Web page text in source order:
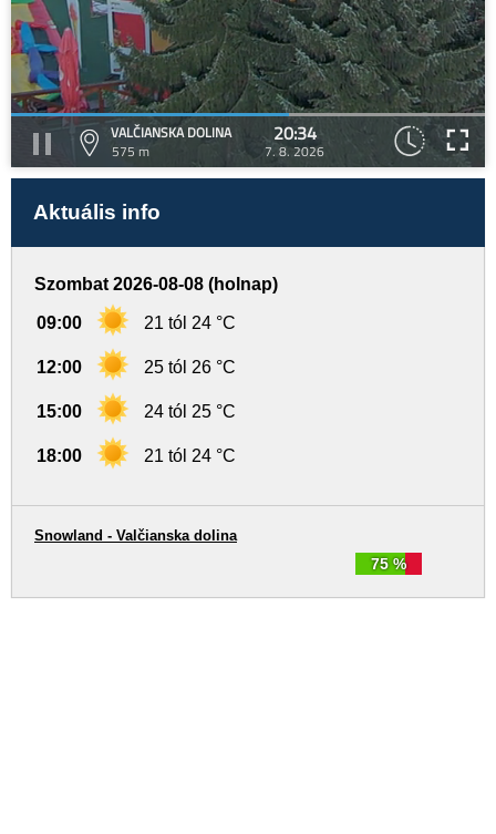
VALČIANSKA DOLINA
575 m
20:34
7. 8. 2026
Aktuális info
Szombat 2026-08-08 (holnap)
09:00 21 tól 24 °C
12:00 25 tól 26 °C
15:00 24 tól 25 °C
18:00 21 tól 24 °C
75 %
Snowland - Valčianska dolina